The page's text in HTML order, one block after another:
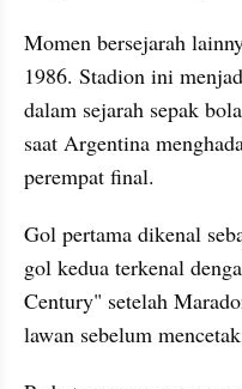
Momen bersejarah
1986. Stadion ini
dalam sejarah sepak
saat Argentina
perempat final.
Gol pertama dikenal
gol kedua terkenal
Century" setelah
lawan sebelum